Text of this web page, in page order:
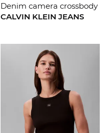
Denim camera crossbody
CALVIN KLEIN JEANS